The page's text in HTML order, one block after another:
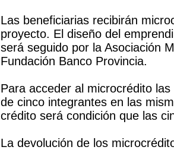
Las beneficiarias recibirán
proyecto. El diseño del
será seguido por la Asociación
Fundación Banco Provincia.
Para acceder al microcrédito
de cinco integrantes en las
crédito será condición que las
La devolución de los